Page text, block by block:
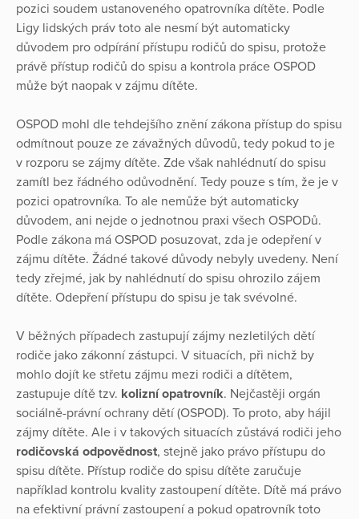
pozici soudem ustanoveného opatrovníka dítěte. Podle
Ligy lidských práv toto ale nesmí být automaticky
důvodem pro odpírání přístupu rodičů do spisu, protože
právě přístup rodičů do spisu a kontrola práce OSPOD
může být naopak v zájmu dítěte.
OSPOD mohl dle tehdejšího znění zákona přístup do spisu
odmítnout pouze ze závažných důvodů, tedy pokud to je
v rozporu se zájmy dítěte. Zde však nahlédnutí do spisu
zamítl bez řádného odůvodnění. Tedy pouze s tím, že je v
pozici opatrovníka. To ale nemůže být automaticky
důvodem, ani nejde o jednotnou praxi všech OSPODů.
Podle zákona má OSPOD posuzovat, zda je odepření v
zájmu dítěte. Žádné takové důvody nebyly uvedeny. Není
tedy zřejmé, jak by nahlédnutí do spisu ohrozilo zájem
dítěte. Odepření přístupu do spisu je tak svévolné.
V běžných případech zastupují zájmy nezletilých dětí
rodiče jako zákonní zástupci. V situacích, při nichž by
mohlo dojít ke střetu zájmu mezi rodiči a dítětem,
zastupuje dítě tzv. kolizní opatrovník. Nejčastěji orgán
sociálně-právní ochrany dětí (OSPOD). To proto, aby hájil
zájmy dítěte. Ale i v takových situacích zůstává rodiči jeho
rodičovská odpovědnost, stejně jako právo přístupu do
spisu dítěte. Přístup rodiče do spisu dítěte zaručuje
například kontrolu kvality zastoupení dítěte. Dítě má právo
na efektivní právní zastoupení a pokud opatrovník toto